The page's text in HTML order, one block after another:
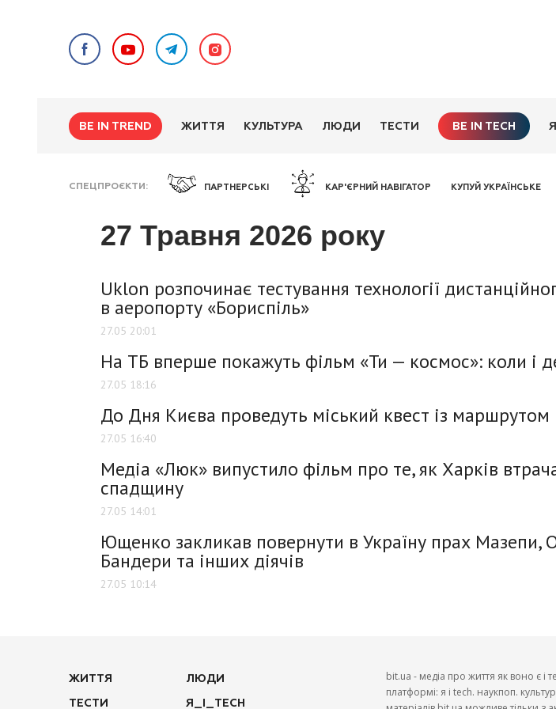
BE IN TREND ЖИТТЯ КУЛЬТУРА ЛЮДИ ТЕСТИ BE IN TECH
СПЕЦПРОЄКТИ ПАРТНЕРСЬКІ КАР'ЄРНИЙ НАВІГАТОР КУПУЙ УКРАЇНСЬКЕ
27 Травня 2026 року
Uklon розпочинає тестування технології
в аеропорту «Бориспіль»
27.05 20:01
На ТБ вперше покажуть фільм «Ти — космос»: коли і
27.05 18:16
До Дня Києва проведуть міський квест із маршрутом
27.05 16:40
Медіа «Люк» випустило фільм про те, як Харків
спадщину
27.05 14:01
Ющенко закликав повернути в Україну прах Мазепи,
Бандери та інших діячів
27.05 10:14
ЖИТТЯ ЛЮДИ
ТЕСТИ Я_І_TECH
bit.ua - медіа про життя як воно є і
платформі: я і tech. наукпоп.